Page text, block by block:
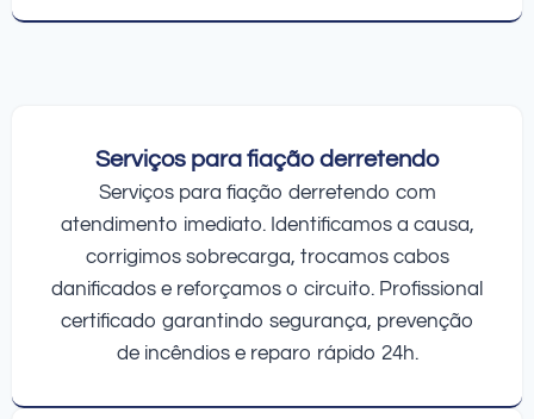
Serviços para fiação derretendo
Serviços para fiação derretendo com
atendimento imediato. Identificamos a causa,
corrigimos sobrecarga, trocamos cabos
danificados e reforçamos o circuito. Profissional
certificado garantindo segurança, prevenção
de incêndios e reparo rápido 24h.